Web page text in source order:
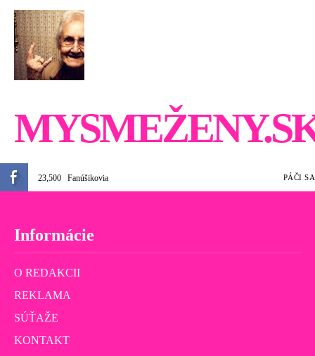
23,500 Fanúšikovia PÁČI SA
Informácie
O REDAKCII
REKLAMA
SÚŤAŽE
KONTAKT